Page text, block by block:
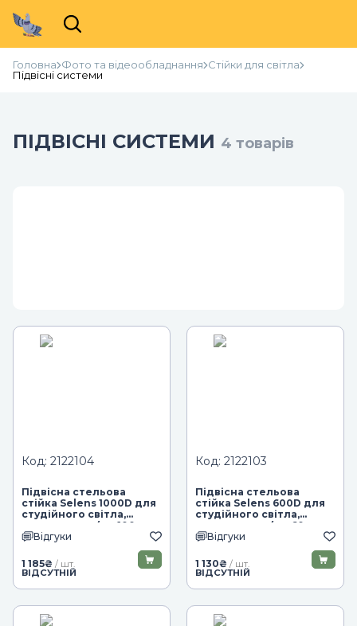
Головна Фото та відеообладнання Стійки для світла
Підвісні системи
ПІДВІСНІ СИСТЕМИ 4 товарів
Код: 2122104
Підвісна стельова
стійка Selens 1000D для
студійного світла,
регульована (до 100 см,
до 5 кг)
Відгуки
1 185₴ / шт.
ВІДСУТНІЙ
Код: 2122103
Підвісна стельова
стійка Selens 600D для
студійного світла,
регульована (до 60 см,
до 5 кг)
Відгуки
1 130₴ / шт.
ВІДСУТНІЙ